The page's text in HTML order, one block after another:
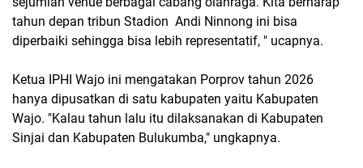
tahun depan tribun Stadion Andi Ninnong ini bisa
diperbaiki sehingga bisa lebih representatif, " ucapnya.
Ketua IPHI Wajo ini mengatakan Porprov tahun 2026
hanya dipusatkan di satu kabupaten yaitu Kabupaten
Wajo. "Kalau tahun lalu itu dilaksanakan di Kabupaten
Sinjai dan Kabupaten Bulukumba," ungkapnya.